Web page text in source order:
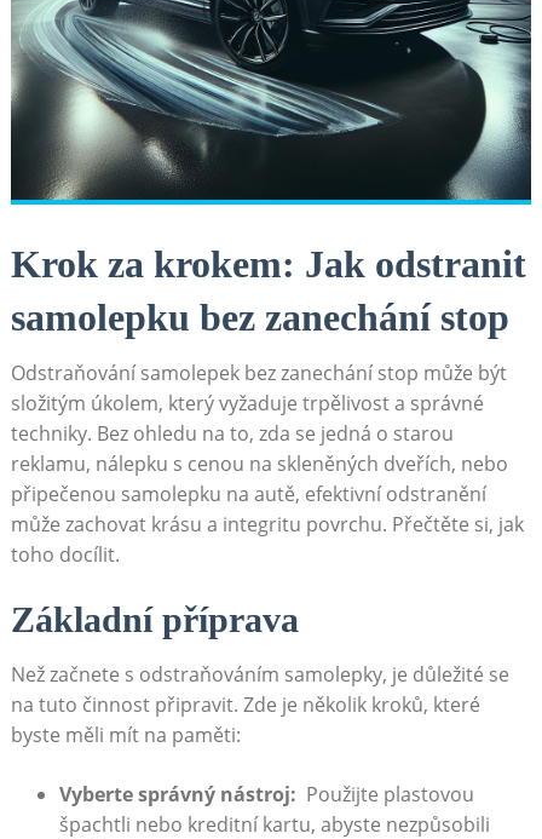
Krok za krokem: Jak odstranit
samolepku bez zanechání​ stop
Odstraňování ⁣samolepek bez zanechání stop ‌může být
složitým úkolem, který vyžaduje trpělivost‌ a správné
techniky. ‌Bez ‌ohledu na to, zda se jedná o starou
reklamu, ​nálepku s cenou na skleněných dveřích, nebo
připečenou samolepku ​na autě,⁢ efektivní odstranění
může zachovat krásu a integritu povrchu. Přečtěte si,‌ jak
toho‌ docílit.
Základní příprava
Než začnete ⁢s odstraňováním samolepky, je‍ důležité‍ se‍
na tuto činnost připravit. Zde je⁣ několik kroků, které
byste⁣ měli mít​ na ⁣paměti:
Vyberte správný nástroj: ⁤ Použijte plastovou
špachtli nebo kreditní kartu, abyste⁣ nezpůsobili